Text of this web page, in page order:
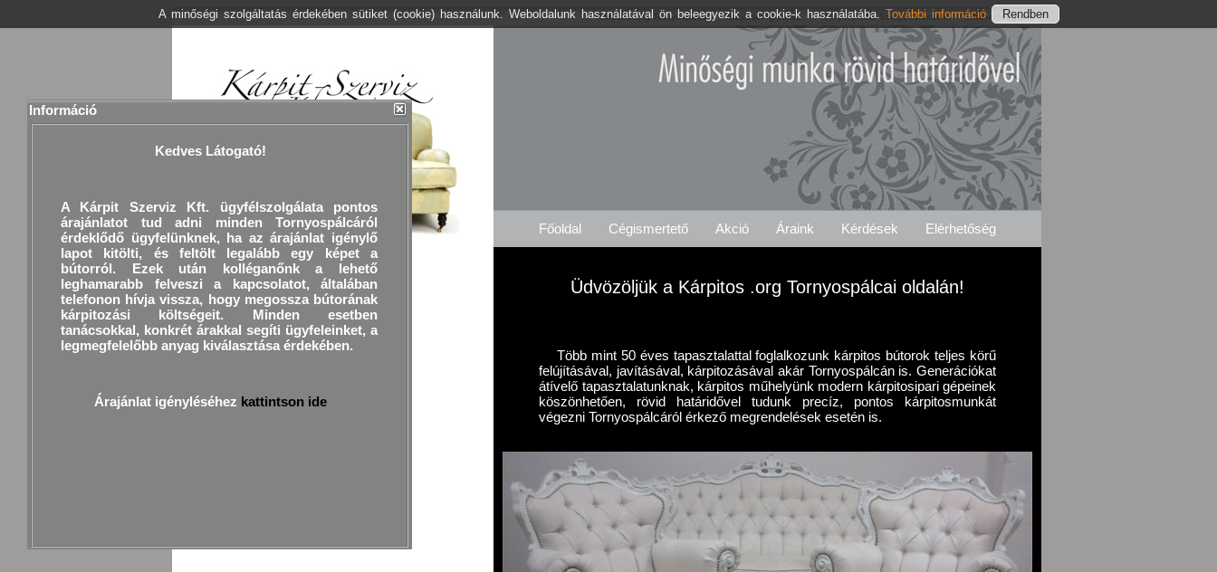
Kárpitos .org Tornyospálca Árajánlat Igénylés Tornyospálcai Szolgáltatásaink Elérhetőségeink
Főoldal Cégismertető Akció Áraink Kérdések Elérhetőség
Üdvözöljük a Kárpitos .org Tornyospálcai oldalán!
Több mint 50 éves tapasztalattal foglalkozunk kárpitos bútorok teljes körű
felújításával, javításával, kárpitozásával akár Tornyospálcán is. Generációkat
átívelő tapasztalatunknak, kárpitos műhelyünk modern kárpitosipari gépeinek
köszönhetően, rövid határidővel tudunk precíz, pontos kárpitosmunkát
végezni Tornyospálcáról érkező megrendelések esetén is.
Információ
A minőségi szolgáltatás érdekében sütiket (cookie) használunk. Weboldalunk használatával ön beleegyezik a cookie-k használatába. További információ